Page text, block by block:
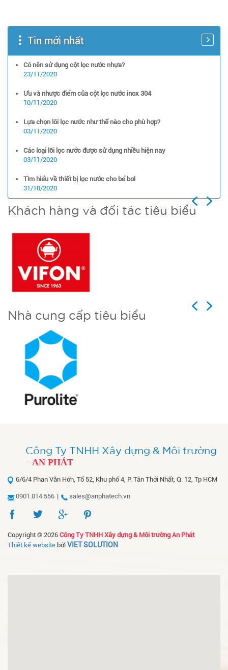
Tin mới nhất
Có nên sử dụng cột lọc nước nhựa?
23/11/2020
Ưu và nhược điểm của cột lọc nước inox 304
10/11/2020
Lựa chọn lõi lọc nước như thế nào cho phù hợp?
03/11/2020
Các loại lõi lọc nước được sử dụng nhiều hiện nay
03/11/2020
Tìm hiểu về thiết bị lọc nước cho bể bơi
31/10/2020
Khách hàng và đối tác tiêu biểu
Previous
Next
Nhà cung cấp tiêu biểu
Previous
Next
Công Ty TNHH Xây dựng & Môi trường
- AN PHÁT
6/6/4 Phan Văn Hớn, Tổ 52, Khu phố 4, P. Tân Thới Nhất, Q. 12, Tp HCM
0901.814.556 | sales@anphatech.vn
Copyright © 2026 Công Ty TNHH Xây dựng & Môi trường An Phát
Thiết kế website bởi VIET SOLUTION